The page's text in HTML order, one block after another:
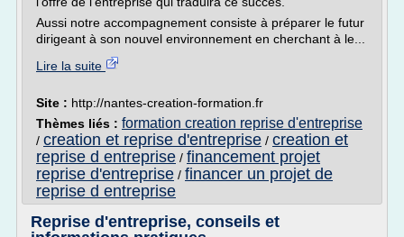
Aussi notre accompagnement consiste à préparer le futur
dirigeant à son nouvel environnement en cherchant à le...
Lire la suite
Site : http://nantes-creation-formation.fr
Thèmes liés : formation creation reprise d'entreprise
/ creation et reprise d'entreprise / creation et
reprise d entreprise / financement projet
reprise d'entreprise / financer un projet de
reprise d entreprise
Reprise d'entreprise, conseils et